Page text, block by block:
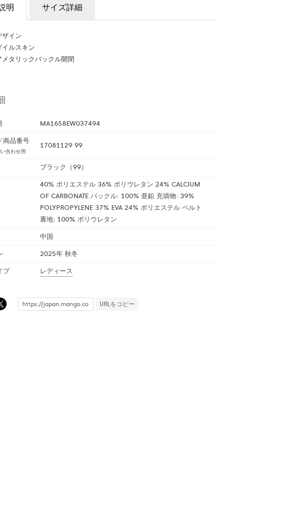
明 サイズ詳細
ザイン
イルスキン
メタリックバックル開閉
MA1658EW037494
商品番号
合わせ用
17081129 99
ブラック（99）
40% ポリエステル 36% ポリウレタン 24% CALCIUM
OF CARBONATE バックル: 100% 亜鉛 充填物: 39%
POLYPROPYLENE 37% EVA 24% ポリエステル ベルト
裏地: 100% ポリウレタン
中国
2025年 秋冬
プ
レディース
URLをコピー